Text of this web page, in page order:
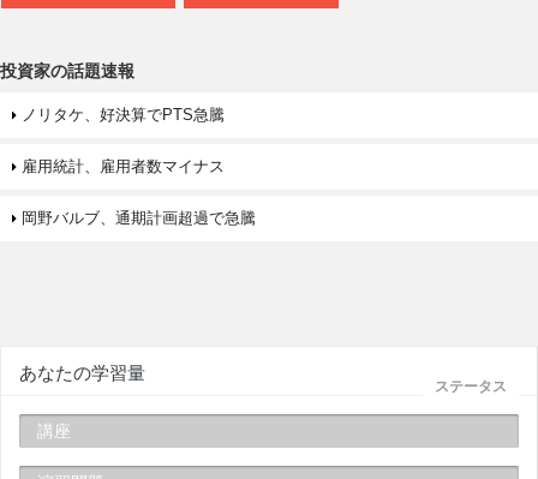
投資家の話題速報
ノリタケ、好決算でPTS急騰
雇用統計、雇用者数マイナス
岡野バルブ、通期計画超過で急騰
ステータス
あなたの学習量
講座